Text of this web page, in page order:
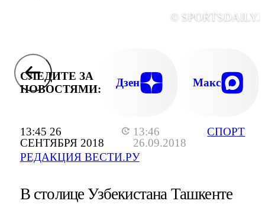
13:45 26
СЕНТЯБРЯ 2018
13:46
26.09.2018
РЕДАКЦИЯ ВЕСТИ.РУ
СПОРТ
©
СЛЕДИТЕ ЗА
НОВОСТЯМИ:
Дзен Макс
В столице Узбекистана Ташкенте